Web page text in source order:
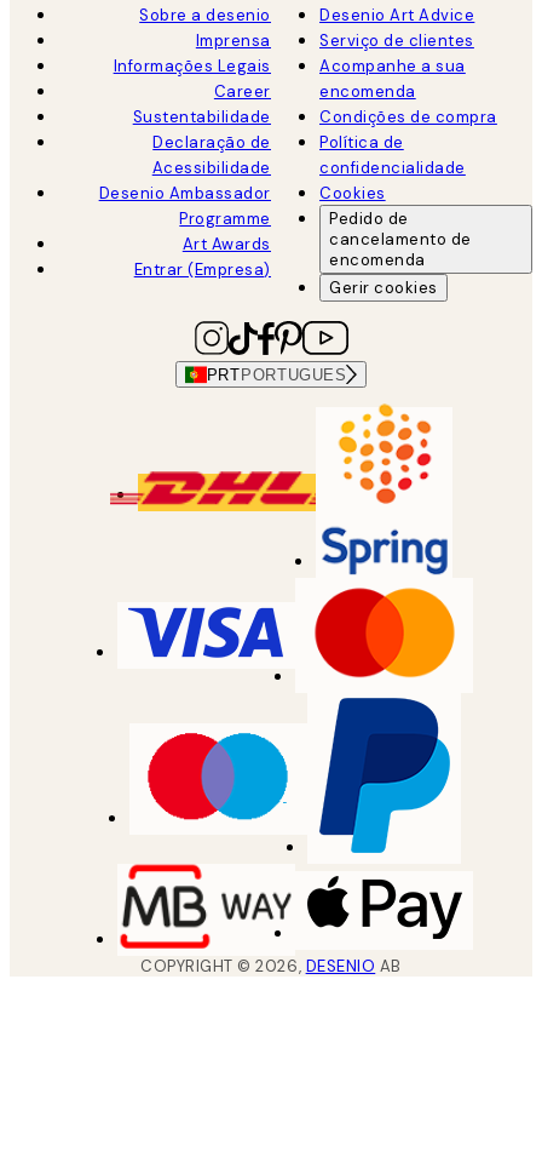
Sobre a desenio
Imprensa
Informações Legais
Career
Sustentabilidade
Declaração de
Acessibilidade
Desenio Ambassador
Programme
Art Awards
Entrar (Empresa)
Desenio Art Advice
Serviço de clientes
Acompanhe a sua
encomenda
Condições de compra
Política de
confidencialidade
Cookies
Pedido de
cancelamento de
encomenda
Gerir cookies
PRT PORTUGUES
COPYRIGHT ©2026, DESENIO AB